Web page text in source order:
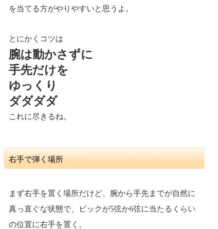
を当てる方がやりやすいと思うよ。
とにかくコツは
腕は動かさずに
手先だけを
ゆっくり
ダダダダ
これに尽きるね。
右手で弾く場所
まず右手を置く場所だけど、腕から手先までが自然に
真っ直ぐな状態で、ピックが5弦か6弦に当たるくらい
の位置に右手を置く。